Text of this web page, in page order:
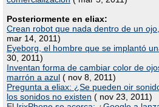
Posteriormente en eliax:
Crean robot que nada dentro de un
mar 14, 2011)
Eyeborg, el hombre que se implantó
30, 2011)
Inventan forma de cambiar color de
marrón a azul ( nov 8, 2011)
Pregunta a eliax: ¿Se pueden oir
los sonidos no existen ( nov 23, 2011)